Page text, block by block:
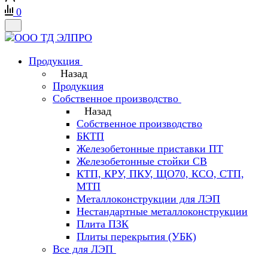
0
Продукция
Назад
Продукция
Собственное производство
Назад
Собственное производство
БКТП
Железобетонные приставки ПТ
Железобетонные стойки СВ
КТП, КРУ, ПКУ, ЩО70, КСО, СТП,
МТП
Металлоконструкции для ЛЭП
Нестандартные металлоконструкции
Плита ПЗК
Плиты перекрытия (УБК)
Все для ЛЭП